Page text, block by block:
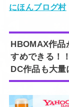
にほんブログ村
HBOMAX作品
すめできる！！
DC作品も大量